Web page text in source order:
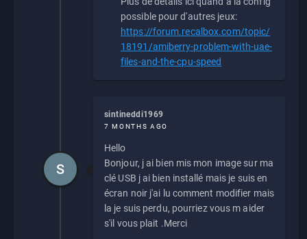
possible pour d'autres jeux:
https://forum.recalbox.com/topic/
18191/amiberry-problem-with-uae-
files-and-the-cpu-speed
sintineddi1969
7 MONTHS AGO
Hello
Bonjour, j ai bien mis mon image sur ma
clé USB j ai bien installé mais je suis en
écran noir j'ai lu comment modifier mais
la je suis perdu, pourriez vous m aider
s'il vous plait .Merci
S